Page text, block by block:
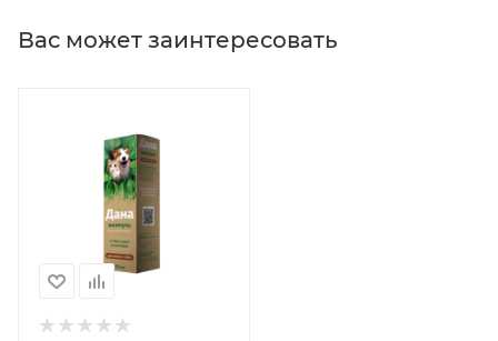
Вас может заинтересовать